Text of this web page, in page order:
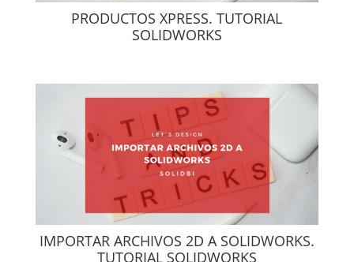
PRODUCTOS XPRESS. TUTORIAL
SOLIDWORKS
IMPORTAR ARCHIVOS 2D A SOLIDWORKS.
TUTORIAL SOLIDWORKS